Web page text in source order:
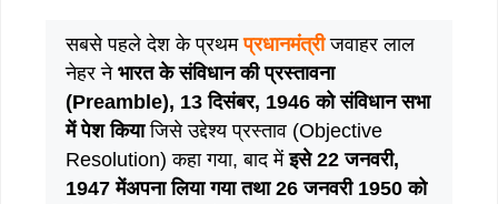
सबसे पहले देश के प्रथम प्रधानमंत्रीजवाहर लाल
नेहर ने भारत के संविधान की प्रस्तावना
(Preamble), 13 दिसंबर, 1946 को संविधान सभा
में पेश कियाजिसे उद्देश्य प्रस्ताव (Objective
Resolution) कहा गया, बाद मेंइसे 22 जनवरी,
1947 मेंअपना लिया गया तथा 26 जनवरी 1950 को